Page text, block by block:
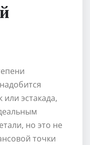
эстакада,
но это не
точки